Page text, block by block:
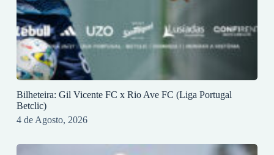
Bilheteira: Gil Vicente FC x Rio Ave FC (Liga Portugal
Betclic)
4 de Agosto, 2026